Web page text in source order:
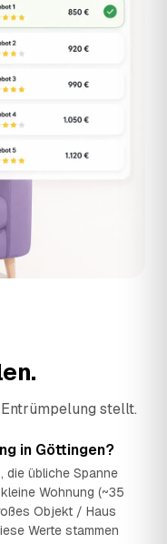
stellt.
in Göttingen?
die übliche Spanne
Wohnung (~35
Objekt / Haus
Werte stammen